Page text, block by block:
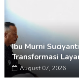
Ibu Murni
Transformasi
August 07, 2026